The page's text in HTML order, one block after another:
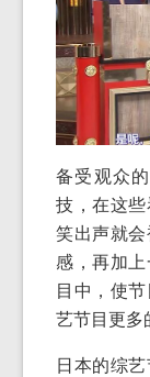
备受观众
技，在这
笑出声就
感，再加
目中，使
艺节目更多
日本的综